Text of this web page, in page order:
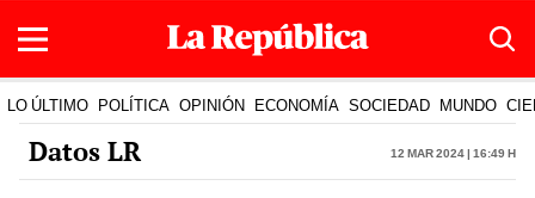
LO ÚLTIMO POLÍTICA OPINIÓN ECONOMÍA SOCIEDAD MUNDO
Datos LR 12 Mar 2024 | 16:49 h